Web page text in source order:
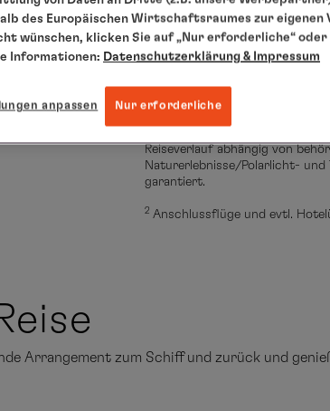
Do., 17.09.2026
Hamburg, Ankunft
Individuelle Abreise
---- Hier bestimmt die Eislage
1
Die Landaktivitäten sind nicht
Reiseverlauf abhängig von
Naturerlebnisse/Polarlicht-
garantiert.
2 Anschlussflüge und evtl.
Arrangement zum Schiff und zurück und
des Europäischen Wirtschaftsraumes zur eigenen
wünschen, klicken Sie auf „Nur erforderliche“ oder
Informationen: Datenschutzerklärung & Impressum
anpassen Nur erforderliche